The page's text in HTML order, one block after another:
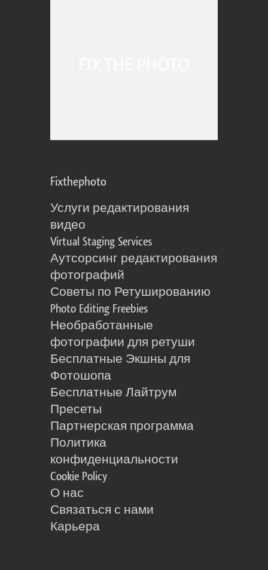
Fixthephoto
Услуги редактирования
видео
Virtual Staging Services
Аутсорсинг редактирования
фотографий
Советы по Ретушированию
Photo Editing Freebies
Необработанные
фотографии для ретуши
Бесплатные Экшны для
Фотошопа
Бесплатные Лайтрум
Пресеты
Партнерская программа
Политика
конфиденциальности
Cookie Policy
О нас
Связаться с нами
Карьера